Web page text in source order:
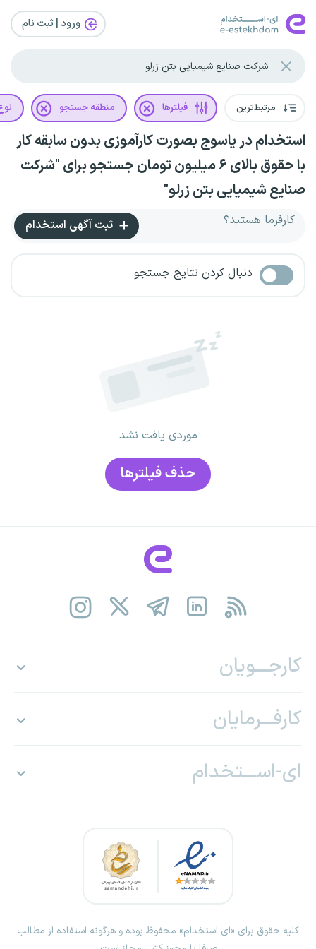
ورود | ثبت‌ نام
مرتبط‌ترین فیلترها منطقه جستجو
استخدام در یاسوج بصورت کارآموزی بدون سابقه کار
با حقوق بالای ۶ میلیون تومان جستجو برای "شرکت
صنایع شیمیایی بتن زرلو"
کارفرما هستید؟ ثبت آگهی استخدام
دنبال کردن نتایج جستجو
موردی یافت نشد
حذف فیلتر‌ها
کارجـــویان
کارفـــرمایان
ای-اســـتخدام
کلیه حقوق برای «ای استخدام» محفوظ بوده و هرگونه استفاده از مطالب